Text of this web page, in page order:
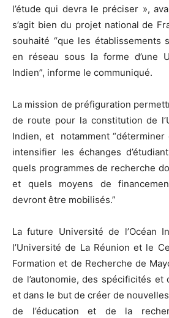
l’étude qui devra le préciser »,
s’agit bien du projet national de
souhaité “que les établissements
en réseau sous la forme d’une
Indien”, informe le communiqué.
La mission de préfiguration
de route pour la constitution de
Indien, et notamment
intensifier les échanges
quels programmes de recherche
et quels moyens de
devront être mobilisés.”
La future Université de l’Océan
l’Université de La Réunion et le
Formation et de Recherche de
de l’autonomie, des spécificités et
et dans le but de créer de
de l’éducation et de la